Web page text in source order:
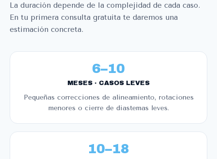
La duración depende de la complejidad de cada caso.
En tu primera consulta gratuita te daremos una
estimación concreta.
6–10
MESES · CASOS LEVES
Pequeñas correcciones de alineamiento, rotaciones
menores o cierre de diastemas leves.
10–18